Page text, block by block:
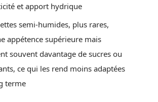
et apport hydrique
semi-humides, plus rares,
appétence supérieure mais
souvent davantage de sucres ou
ce qui les rend moins adaptées
terme